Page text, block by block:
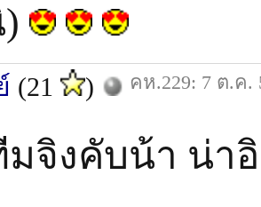
(21 ) คห.229: 7 ต.ค.
มจิงคับน้า น่